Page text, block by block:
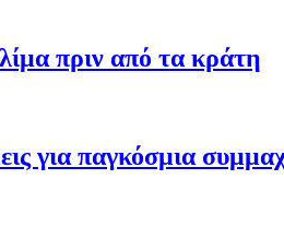
πριν από τα κράτη
για παγκόσμια